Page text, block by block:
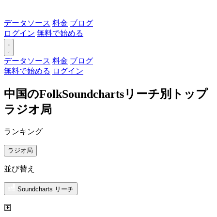
データソース 料金 ブログ
ログイン 無料で始める
データソース 料金 ブログ
無料で始める ログイン
中国のFolkSoundchartsリーチ別トップ
ラジオ局
ランキング
ラジオ局
並び替え
Soundcharts リーチ
国